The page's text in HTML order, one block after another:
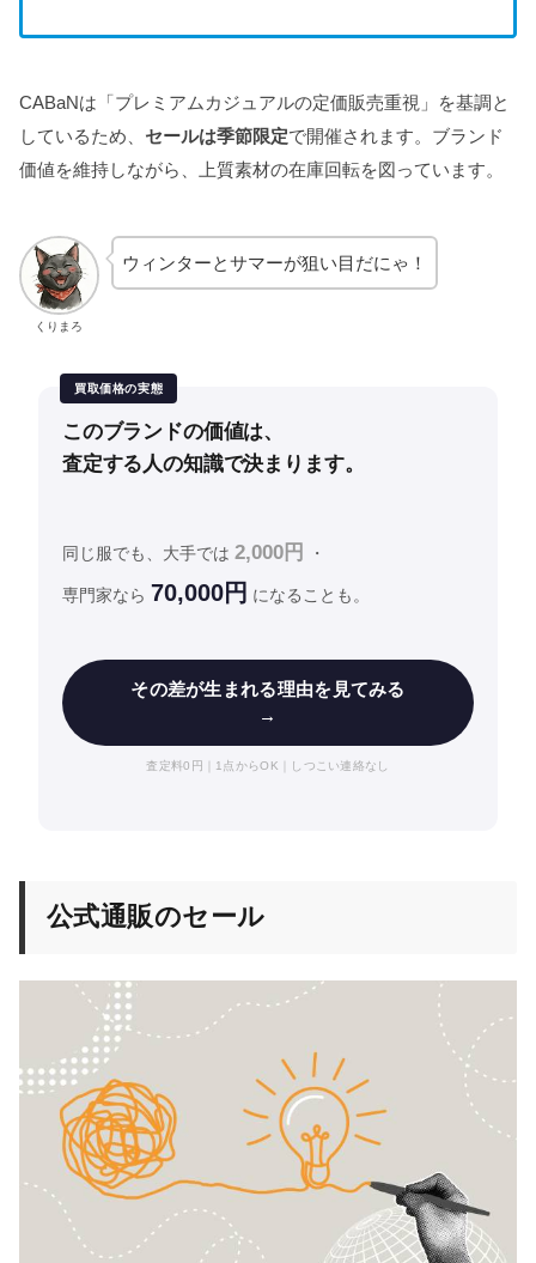
CABaNは「プレミアムカジュアルの定価販売重視」を基調と
しているため、 セールは季節限定で開催されます。ブランド
価値を維持しながら、上質素材の在庫回転を図っています。
くりまろ
ウィンターとサマーが狙い目だにゃ！
買取価格の実態
このブランドの価値は、
査定する人の知識で決まります。
同じ服でも、大手では 2,000円 ・
専門家なら 70,000円 になることも。
その差が生まれる理由を見てみる
→
査定料0円｜1点からOK｜しつこい連絡なし
公式通販のセール